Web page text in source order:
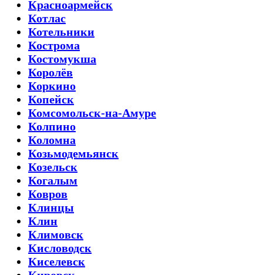
Красноармейск
Котлас
Котельники
Кострома
Костомукша
Королёв
Коркино
Копейск
Комсомольск-на-Амуре
Колпино
Коломна
Козьмодемьянск
Козельск
Когалым
Ковров
Клинцы
Клин
Климовск
Кисловодск
Киселевск